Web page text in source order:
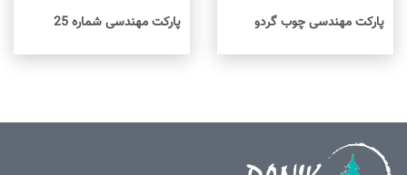
پارکت مهندسی چوب گردو
اطلاعات بیشتر
پارکت مهندسی شماره 25
اطلاعات بیشتر